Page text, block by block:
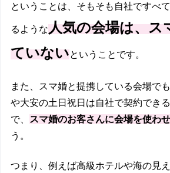
ということは、そもそも自社ですべ
るような人気の会場は、ス
ていないということです。
また、スマ婚と提携している会場で
や大安の土日祝日は自社で契約でき
で、
スマ婚のお客さんに会場を使わ
う。
つまり、例えば高級ホテルや海の見